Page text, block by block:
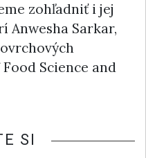
zohľadniť i jej
Anwesha Sarkar,
Science and
SI